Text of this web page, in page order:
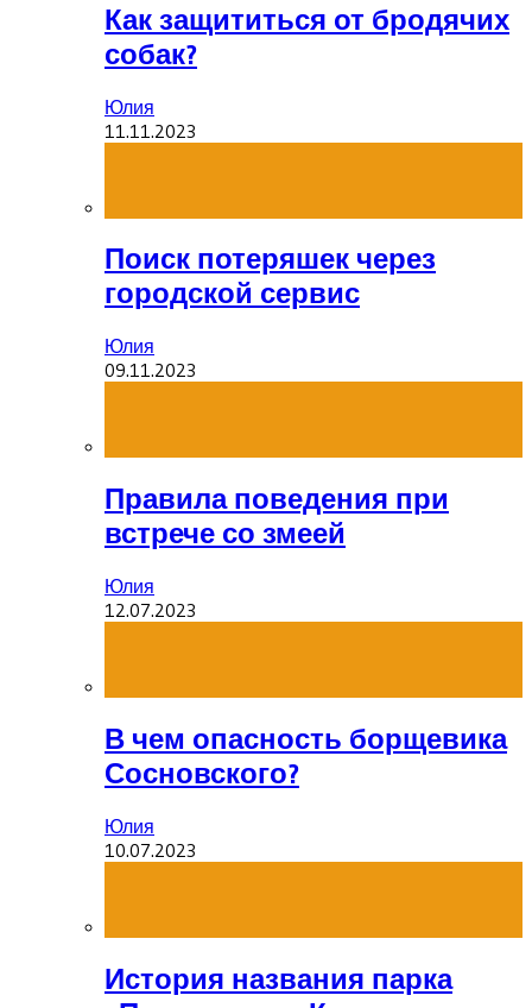
Как защититься от бродячих
собак?
Юлия
11.11.2023
Поиск потеряшек через
городской сервис
Юлия
09.11.2023
Правила поведения при
встрече со змеей
Юлия
12.07.2023
В чем опасность борщевика
Сосновского?
Юлия
10.07.2023
История названия парка